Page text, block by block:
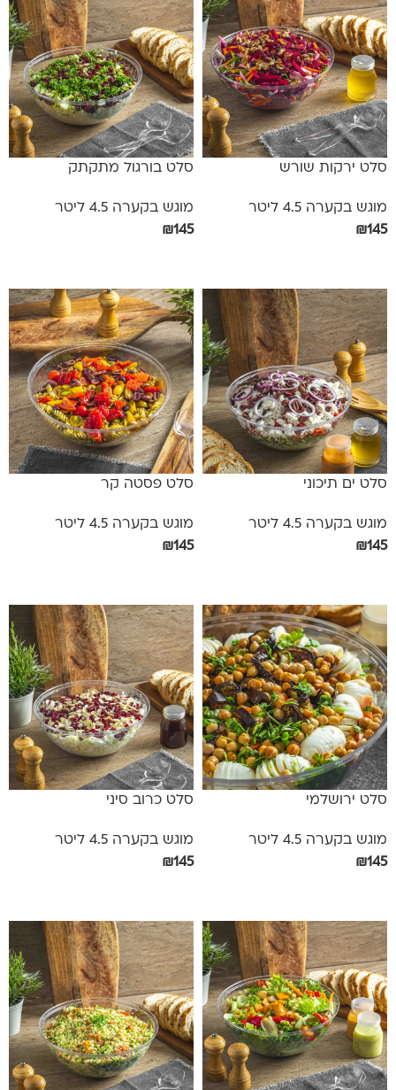
סלט ירקות שורש
מוגש בקערה 4.5 ליטר
₪145
סלט בורגול מתקתק
מוגש בקערה 4.5 ליטר
₪145
סלט ים תיכוני
מוגש בקערה 4.5 ליטר
₪145
סלט פסטה קר
מוגש בקערה 4.5 ליטר
₪145
סלט ירושלמי
מוגש בקערה 4.5 ליטר
₪145
סלט כרוב סיני
מוגש בקערה 4.5 ליטר
₪145